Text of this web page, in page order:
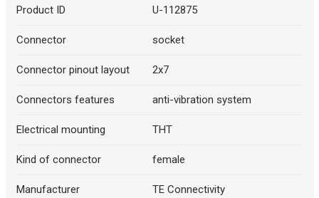
Product ID U-112875
Connector socket
Connector pinout layout 2x7
Connectors features anti-vibration system
Electrical mounting THT
Kind of connector female
Manufacturer TE Connectivity